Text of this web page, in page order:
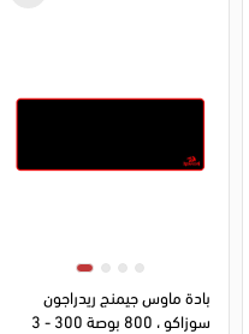
بادة ماوس جيمنج ريدراجون
سوزاكو ، 800 بوصة 300 - 3